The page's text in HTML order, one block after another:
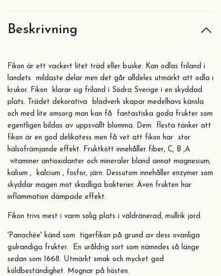
Beskrivning
Fikon är ett vackert litet träd eller buske. Kan odlas friland i
landets mildaste delar men det går alldeles utmärkt att odla i
krukor. Fikon klarar sig friland i Södra Sverige i en skyddad
plats. Trädet dekorativa bladverk skapar medelhavs känsla
och med lite omsorg man kan få fantastiska goda frukter som
egentligen bildas av uppsvällt blomma. Dem flesta tänker att
fikon är en god delikatess men få vet att fikon har stor
hälsofrämjande effekt. Fruktkött innehåller fiber, C, B ,A
vitaminer antioxidanter och mineraler bland annat magnesium,
kalium , kalcium , fosfor, järn. Dessutom innehåller enzymer som
skyddar magen mot skadliga bakterier. Även frukten har
inflammation dämpade effekt.
Fikon trivs mest i varm solig plats i väldränerad, mullrik jord.
'Panachée' känd som tigerfikon på grund av dess ovanliga
gulrandiga frukter. En uråldrig sort som nämndes så länge
sedan som 1668. Utmärkt smak och mycket god
köldbeständighet. Mognar på hösten.